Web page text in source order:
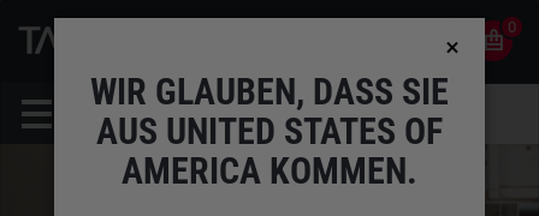
0
WIR GLAUBEN, DASS SIE
AUS UNITED STATES OF
AMERICA KOMMEN.